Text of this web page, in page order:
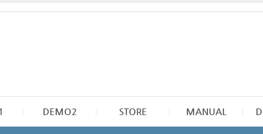
DEMO2 STORE MANUAL